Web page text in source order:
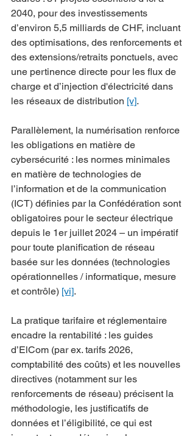
2040, pour des investissements
d’environ 5,5 milliards de CHF, incluant
des optimisations, des renforcements et
des extensions/retraits ponctuels, avec
une pertinence directe pour les flux de
charge et d’injection d'électricité dans
les réseaux de distribution [v].
Parallèlement, la numérisation renforce
les obligations en matière de
cybersécurité : les normes minimales
en matière de technologies de
l’information et de la communication
(ICT) définies par la Confédération sont
obligatoires pour le secteur électrique
depuis le 1er juillet 2024 – un impératif
pour toute planification de réseau
basée sur les données (technologies
opérationnelles / informatique, mesure
et contrôle) [vi].
La pratique tarifaire et réglementaire
encadre la rentabilité : les guides
d’ElCom (par ex. tarifs 2026,
comptabilité des coûts) et les nouvelles
directives (notamment sur les
renforcements de réseau) précisent la
méthodologie, les justificatifs de
données et l’éligibilité, ce qui est